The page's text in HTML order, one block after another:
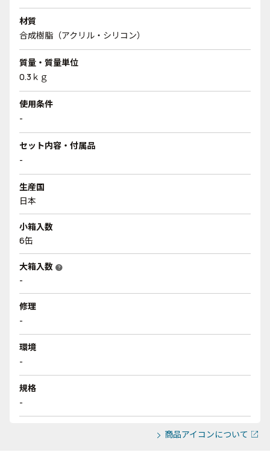
材質
合成樹脂（アクリル・シリコン）
質量・質量単位
0.3ｋｇ
使用条件
-
セット内容・付属品
-
生産国
日本
小箱入数
6缶
大箱入数 help
-
修理
-
環境
-
規格
-
商品アイコンについて